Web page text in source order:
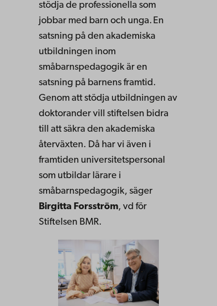
stödja de professionella som
jobbar med barn och unga. En
satsning på den akademiska
utbildningen inom
småbarnspedagogik är en
satsning på barnens framtid.
Genom att stödja utbildningen av
doktorander vill stiftelsen bidra
till att säkra den akademiska
återväxten. Då har vi även i
framtiden universitetspersonal
som utbildar lärare i
småbarnspedagogik, säger
Birgitta Forsström, vd för
Stiftelsen BMR.